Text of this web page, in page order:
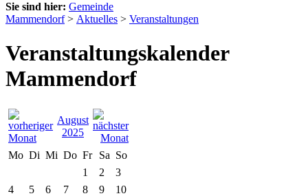
Sie sind hier: Gemeinde
Mammendorf> Aktuelles > Veranstaltungen
Veranstaltungskalender
Mammendorf
August
2025
Mo Di Mi Do Fr Sa So
1
2
3
4
5 6 7 8 9
10